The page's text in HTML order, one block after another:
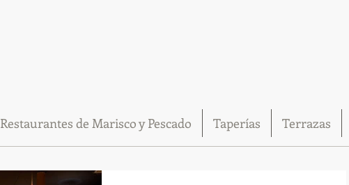
Restaurantes de Marisco y Pescado Taperías Terrazas